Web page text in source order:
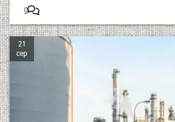
0
21
сер